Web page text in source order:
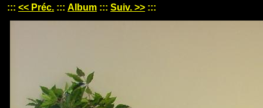
::: << Préc. ::: Album ::: Suiv. >> :::